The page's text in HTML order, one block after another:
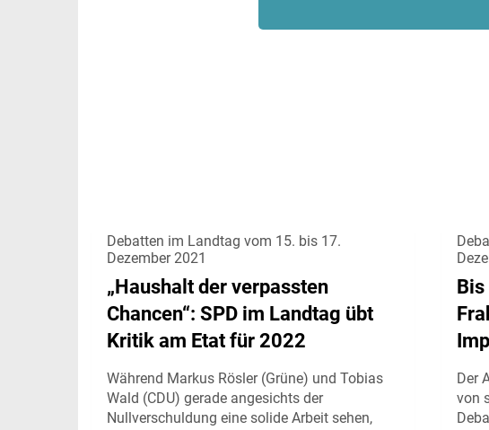
Debatten im Landtag vom 15. bis 17.
Dezember 2021
„Haushalt der verpassten
Chancen“: SPD im Landtag übt
Kritik am Etat für 2022
Während Markus Rösler (Grüne) und Tobias
Wald (CDU) gerade angesichts der
Nullverschuldung eine solide Arbeit sehen,
Der
von